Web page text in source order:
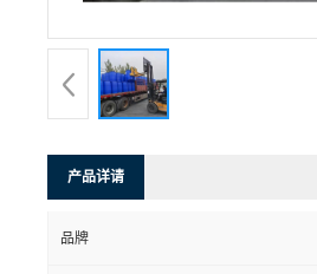
产品详请
品牌